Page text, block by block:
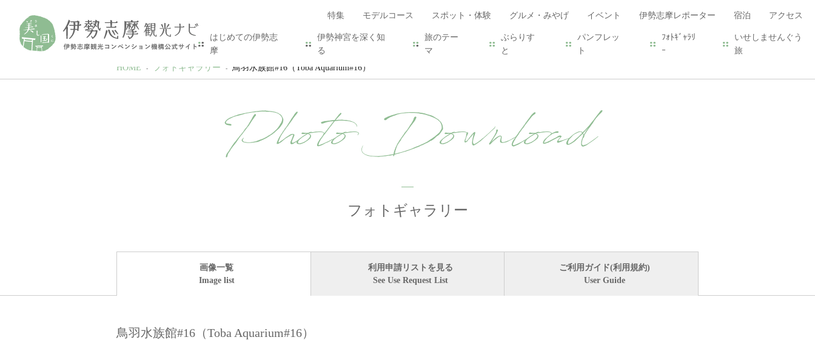
特集 モデルコース スポット・体験 グルメ・みやげ イベント 伊勢志摩レポーター 宿泊 アクセス
はじめての伊勢志
摩
伊勢神宮を深く知
る
旅のテー
マ
ぶらりす
と
パンフレッ
ト
ﾌｫﾄｷﾞｬﾗﾘ
ｰ
いせしませんぐう
旅
HOME フォトギャラリー 鳥羽水族館#16（Toba Aquarium#16）
Photo Download
フォトギャラリー
画像一覧
Image list
利用申請リストを見る
See Use Request List
ご利用ガイド(利用規約)
User Guide
鳥羽水族館#16（Toba Aquarium#16）